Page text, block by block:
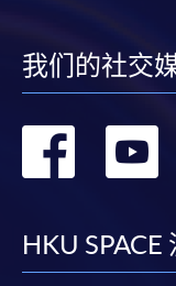
我们的社交
转
HKU